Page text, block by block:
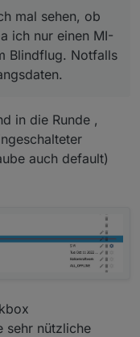
mal sehen, ob
ich nur einen MI-
Blindflug. Notfalls
in die Runde ,
auch default)
sehr nützliche